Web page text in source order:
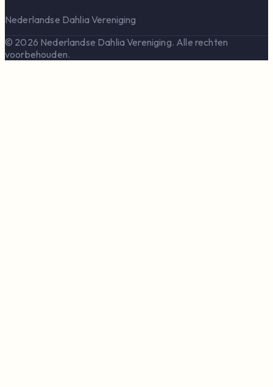
Nederlandse Dahlia Vereniging
© 2026 Nederlandse Dahlia Vereniging. Alle rechten
voorbehouden.